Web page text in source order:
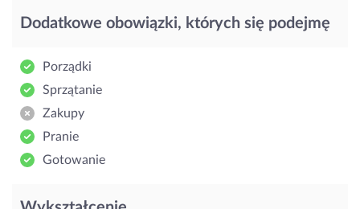
Dodatkowe obowiązki, których się podejmę
Porządki
Sprzątanie
Zakupy
Pranie
Gotowanie